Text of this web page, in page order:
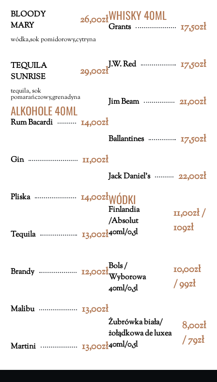
BLOODY
MARY
26,00zł
wódka,sok pomidorowy,cytryna
TEQUILA
SUNRISE
29,00zł
tequila, sok
pomarańczowy,grenadyna
ALKOHOLE 40ML
Rum Bacardi 14,00zł
Gin 11,00zł
Pliska 14,00zł
Tequila 13,00zł
Brandy 12,00zł
Malibu 13,00zł
Martini 13,00zł
WHISKY 40ML
Grants 17,50zł
J.W. Red 17,50zł
Jim Beam 21,00zł
Ballantines 17,50zł
Jack Daniel’s 22,00zł
WÓDKI
Finlandia
/Absolut
40ml/0,5l
11,00zł /
109zł
Bols /
Wyborowa
40ml/0,5l
10,00zł
/ 99zł
Żubrówka biała/
żołądkowa de luxea
40ml/0,5l
8,00zł
/ 79zł